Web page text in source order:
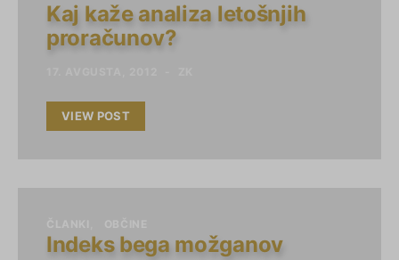
Kaj kaže analiza letošnjih
proračunov?
VIEW POST
Indeks bega možganov